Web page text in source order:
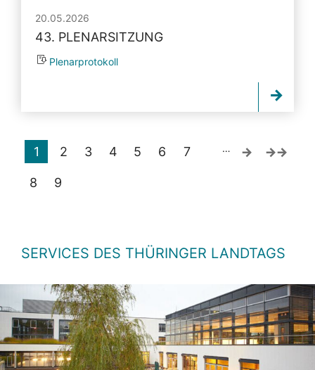
20.05.2026
43. PLENARSITZUNG
Plenarprotokoll
1 2 3 4 5 6 7
8 9
…
SERVICES DES THÜRINGER LANDTAGS